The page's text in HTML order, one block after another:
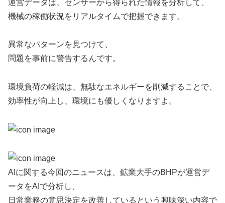
運営データは、センサーから得られた情報を分析して、
機械の稼働状況をリアルタイムで把握できます。
異常なパターンを見つけて、
問題を事前に警告するんです。
環境負荷の軽減は、無駄なエネルギーを削減することで、
効率性が向上し、環境にも優しくなりますよ。
AIに関する今回のニュースは、鉱業大手のBHPが運営デ
ータをAIで分析し、
日常業務の意思決定を改善しているという興味深い内容で